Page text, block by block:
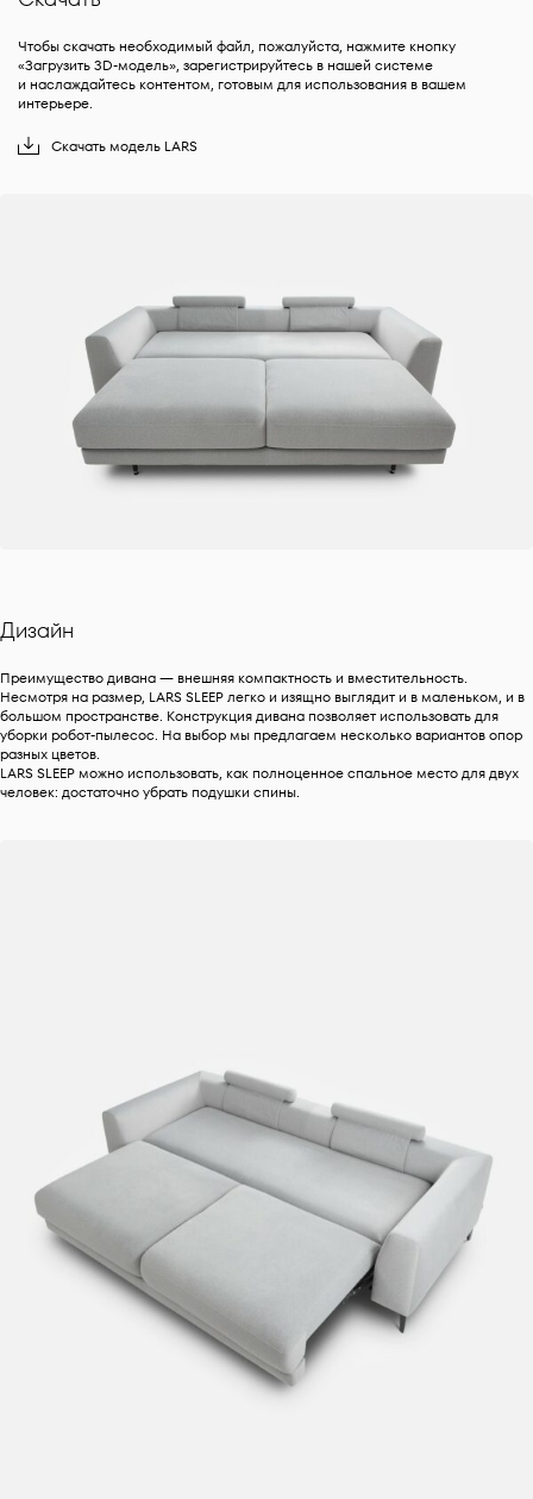
Чтобы скачать необходимый файл, пожалуйста, нажмите кнопку
«Загрузить 3D-модель», зарегистрируйтесь в нашей системе
и наслаждайтесь контентом, готовым для использования в вашем
интерьере.
Скачатьмодель LARS
Дизайн
Преимущество дивана — внешняя компактность и вместительность.
Несмотря на размер, LARS SLEEP легко и изящно выглядит и в маленьком, и в
большом пространстве. Конструкция дивана позволяет использовать для
уборки робот-пылесос. На выбор мы предлагаем несколько вариантов опор
разных цветов.
LARS SLEEP можно использовать, как полноценное спальное место для двух
человек: достаточно убрать подушки спины.